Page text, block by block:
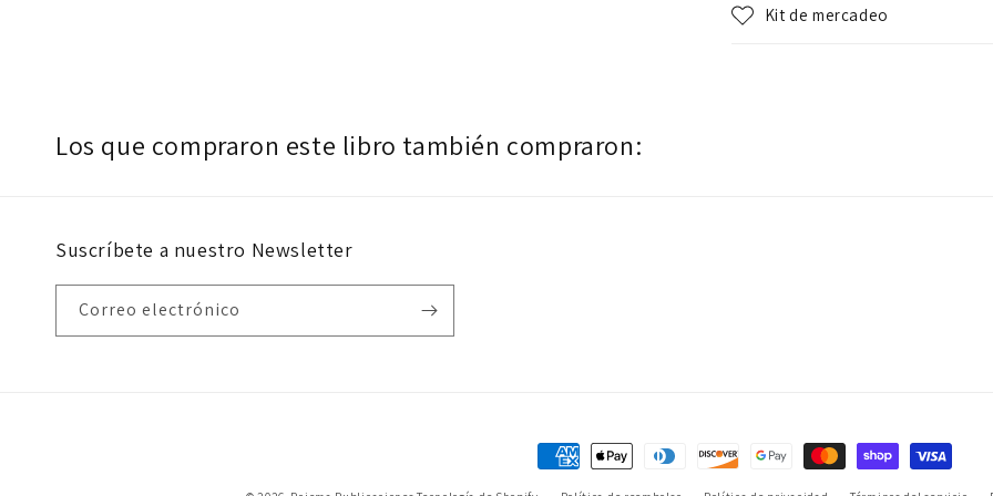
Kit de mercadeo
Los que compraron este libro también compraron:
Suscríbete a nuestro Newsletter
Correo electrónico
Formas